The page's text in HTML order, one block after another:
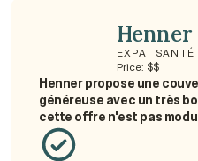
Henner
EXPAT SANTÉ
Price: $$
Henner propose une
généreuse avec un très
cette offre n'est pas